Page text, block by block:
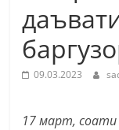
09.03.2023
17 март, соати